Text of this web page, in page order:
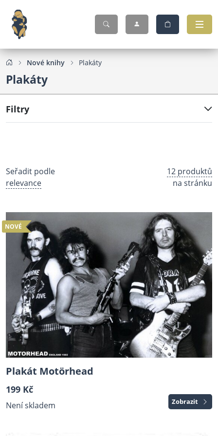
Nové knihy Plakáty
Plakáty
Filtry
Seřadit podle
relevance
12 produktů
na stránku
NOVÉ
Plakát Motörhead
199 Kč
Není skladem Zobrazit